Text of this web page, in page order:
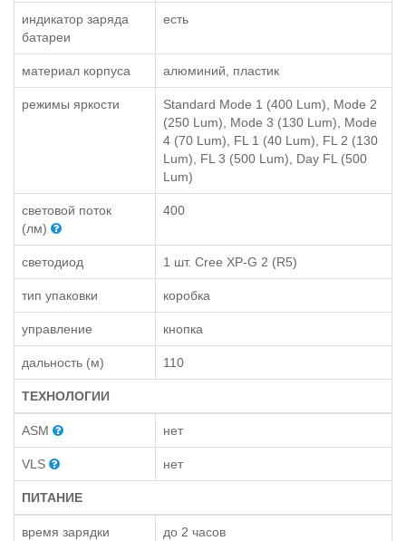
индикатор заряда
батареи
есть
материал корпуса алюминий, пластик
режимы яркости
Standard Mode 1 (400 Lum), Mode 2
(250 Lum), Mode 3 (130 Lum), Mode
4 (70 Lum), FL 1 (40 Lum), FL 2 (130
Lum), FL 3 (500 Lum), Day FL (500
Lum)
световой поток
(лм)
400
светодиод 1 шт. Cree XP-G 2 (R5)
тип упаковки коробка
управление кнопка
дальность (м) 110
ТЕХНОЛОГИИ
ASM нет
VLS нет
ПИТАНИЕ
время зарядки
до 2 часов